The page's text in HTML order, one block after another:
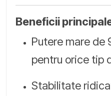
Beneficii
Putere mare de
pentru orice tip
Stabilitate